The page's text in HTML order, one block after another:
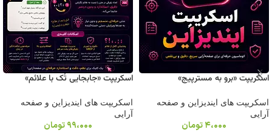
اسکریپت «برو به مسترپیج»
اسکریپت های ایندیزاین و صفحه
آرایی
4،000تومان
اسکریپت «جابجایی تُک با علائم»
اسکریپت های ایندیزاین و صفحه
آرایی
99،000تومان